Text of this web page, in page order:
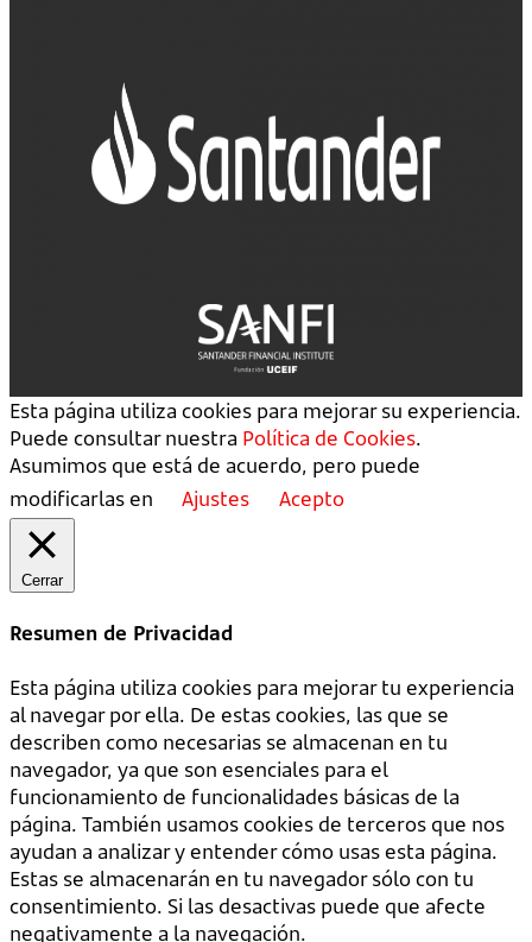
Esta página utiliza cookies para mejorar su experiencia.
Puede consultar nuestra Política de Cookies.
Asumimos que está de acuerdo, pero puede
modificarlas en
Ajustes Acepto
Cerrar
Resumen de Privacidad
Esta página utiliza cookies para mejorar tu experiencia
al navegar por ella. De estas cookies, las que se
describen como necesarias se almacenan en tu
navegador, ya que son esenciales para el
funcionamiento de funcionalidades básicas de la
página. También usamos cookies de terceros que nos
ayudan a analizar y entender cómo usas esta página.
Estas se almacenarán en tu navegador sólo con tu
consentimiento. Si las desactivas puede que afecte
negativamente a la navegación.